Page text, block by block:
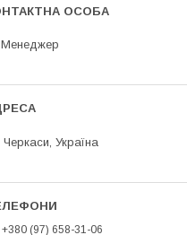
Менеджер
Черкаси, Україна
+380 (97) 658-31-06